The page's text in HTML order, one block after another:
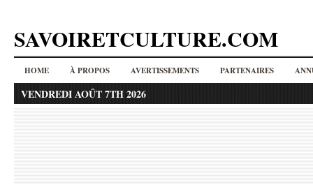
SAVOIRETCULTURE.COM
HOME À PROPOS AVERTISSEMENTS PARTENAIRES
VENDREDI AOÛT 7TH 2026